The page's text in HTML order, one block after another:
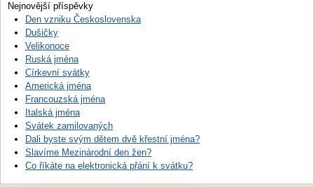
Nejnovější příspěvky
Den vzniku Československa
Dušičky
Velikonoce
Ruská jména
Církevní svátky
Americká jména
Francouzská jména
Italská jména
Svátek zamilovaných
Dali byste svým dětem dvě křestní jména?
Slavíme Mezinárodní den žen?
Co říkáte na elektronická přání k svátku?